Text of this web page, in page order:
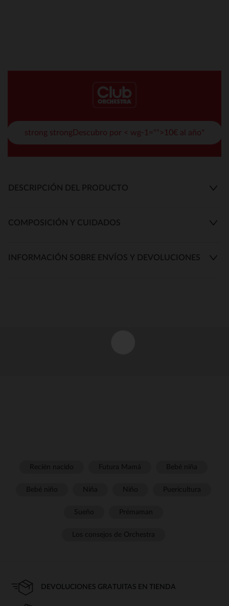
strong strongDescubro por < wg-1="">10€ al año*
DESCRIPCIÓN DEL PRODUCTO
COMPOSICIÓN Y CUIDADOS
INFORMACIÓN SOBRE ENVÍOS Y DEVOLUCIONES
DEVOLUCIONES GRATUITAS EN TIENDA